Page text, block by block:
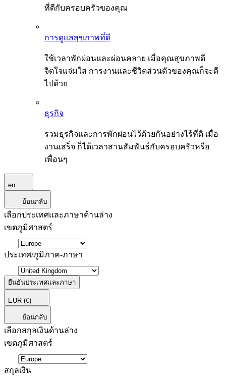
ที่ดีกับครอบครัวของคุณ
การดูแลสุขภาพที่ดี
ใช้เวลาพักผ่อนและผ่อนคลาย เมื่อคุณสุขภาพดี
จิตใจแจ่มใส การงานและชีวิตส่วนตัวของคุณก็จะดี
ไปด้วย
ธุรกิจ
รวมธุรกิจและการพักผ่อนไว้ด้วยกันอย่างไร้ที่ติ เมื่อ
งานเสร็จ ก็ได้เวลาสานสัมพันธ์กับครอบครัวหรือ
เพื่อนๆ
en
ย้อนกลับ
เลือกประเทศและภาษาด้านล่าง
เขตภูมิศาสตร์
ประเทศ/ภูมิภาค-ภาษา
ยืนยันประเทศและภาษา
EUR (€)
ย้อนกลับ
เลือกสกุลเงินด้านล่าง
เขตภูมิศาสตร์
สกุลเงิน